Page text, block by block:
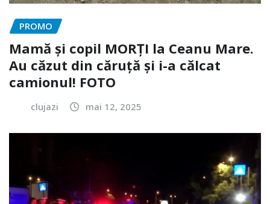
PROMO
Mamă și copil MORȚI la Ceanu Mare.
Au căzut din căruță și i-a călcat
camionul! FOTO
clujazi mai 12, 2025